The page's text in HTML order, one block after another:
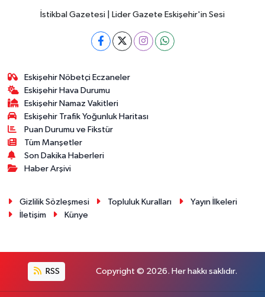
İstikbal Gazetesi | Lider Gazete Eskişehir'in Sesi
Eskişehir Nöbetçi Eczaneler
Eskişehir Hava Durumu
Eskişehir Namaz Vakitleri
Eskişehir Trafik Yoğunluk Haritası
Puan Durumu ve Fikstür
Tüm Manşetler
Son Dakika Haberleri
Haber Arşivi
Gizlilik Sözleşmesi Topluluk Kuralları
Yayın İlkeleri
İletişim
Künye
RSS Copyright © 2026. Her hakkı saklıdır.